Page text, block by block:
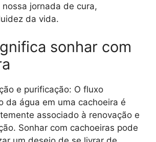
jornada de cura,
da vida.
sonhar com
e purificação: O fluxo
da água em uma cachoeira é
associado à renovação e
Sonhar com cachoeiras pode